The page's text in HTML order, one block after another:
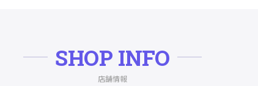
SHOP INFO
店舗情報